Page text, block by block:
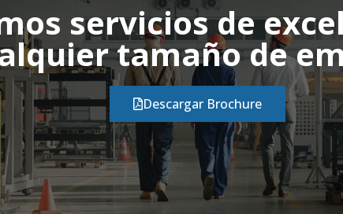
servicios de
tamaño de
Descargar Brochure